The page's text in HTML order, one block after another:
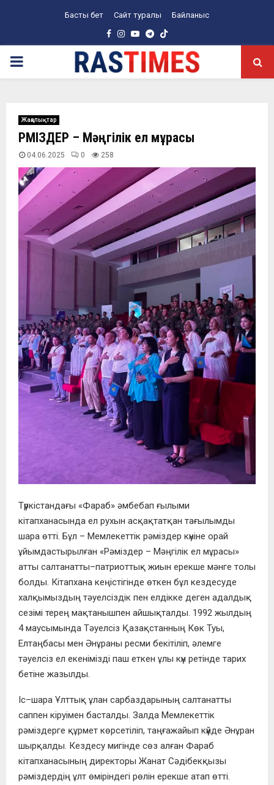
Басты бет Сайт туралы Байланыс
Facebook
Instagram
YoutubeTelegram
PRIMARY
Жаңалықтар
РӘМІЗДЕР – Мәңгілік ел мұрасы
04.06.2025 0 258
Түркістандағы «Фараб» әмбебап ғылыми
кітапханасында ел рухын асқақтатқан тағылымды
шара өтті. Бұл – Мемлекеттік рәміздер күніне орай
ұйымдастырылған «Рәміздер – Мәңгілік ел мұрасы»
атты салтанатты–патриоттық жиын ерекше мәнге толы
болды. Кітапхана кеңістігінде өткен бұл кездесуде
халқымыздың тәуелсіздік пен елдікке деген адалдық
сезімі терең мақтанышпен айшықталды. 1992 жылдың
4 маусымында Тәуелсіз Қазақстанның Көк Туы,
Елтаңбасы мен Әнұраны ресми бекітіліп, әлемге
тәуелсіз ел екенімізді паш еткен ұлы күн ретінде тарих
бетіне жазылды.
Іс–шара Ұлттық ұлан сарбаздарының салтанатты
саппен кіруімен басталды. Залда Мемлекеттік
рәміздерге құрмет көрсетіліп, таңғажайып күйде Әнұран
шырқалды. Кездесу мигінде сөз алған Фараб
кітапханасының директоры Жанат Сәдібекқызы
рәміздердің ұлт өміріндегі рөлін ерекше атап өтті.